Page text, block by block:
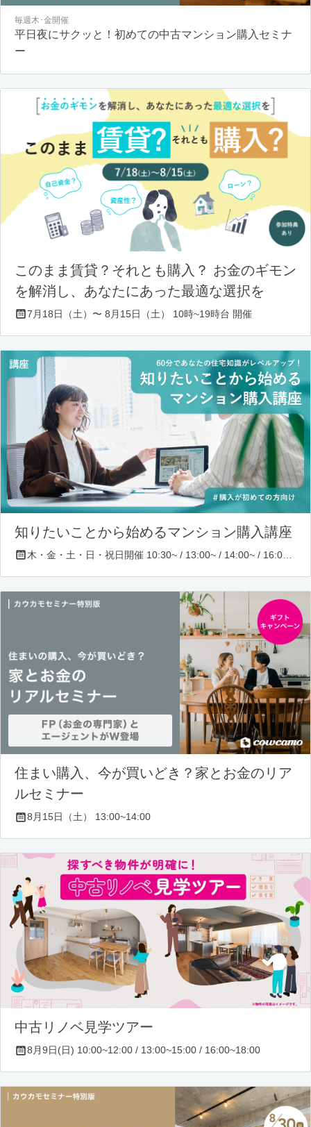
毎週木･金開催
平日夜にサクッと！初めての中古マンション購入セミナ
ー
このまま賃貸？それとも購入？ お金のギモン
を解消し、あなたにあった最適な選択を
7月18日（土）〜 8月15日（土） 10時~19時台 開催
知りたいことから始めるマンション購入講座
住まい購入、今が買いどき？家とお金のリア
ルセミナー
8月15日（土） 13:00~14:00
中古リノベ見学ツアー
8月9日(日) 10:00~12:00 / 13:00~15:00 / 16:00~18:00